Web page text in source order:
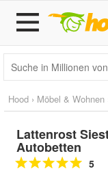
Hood › Möbel & Wohnen
Lattenrost
Autobetten
5